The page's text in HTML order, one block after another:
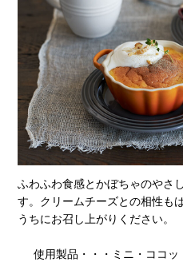
ふわふわ食感とかぼちゃのやさ
す。クリームチーズとの相性も
うちにお召し上がりください。
使用製品・・・ミニ・ココッ